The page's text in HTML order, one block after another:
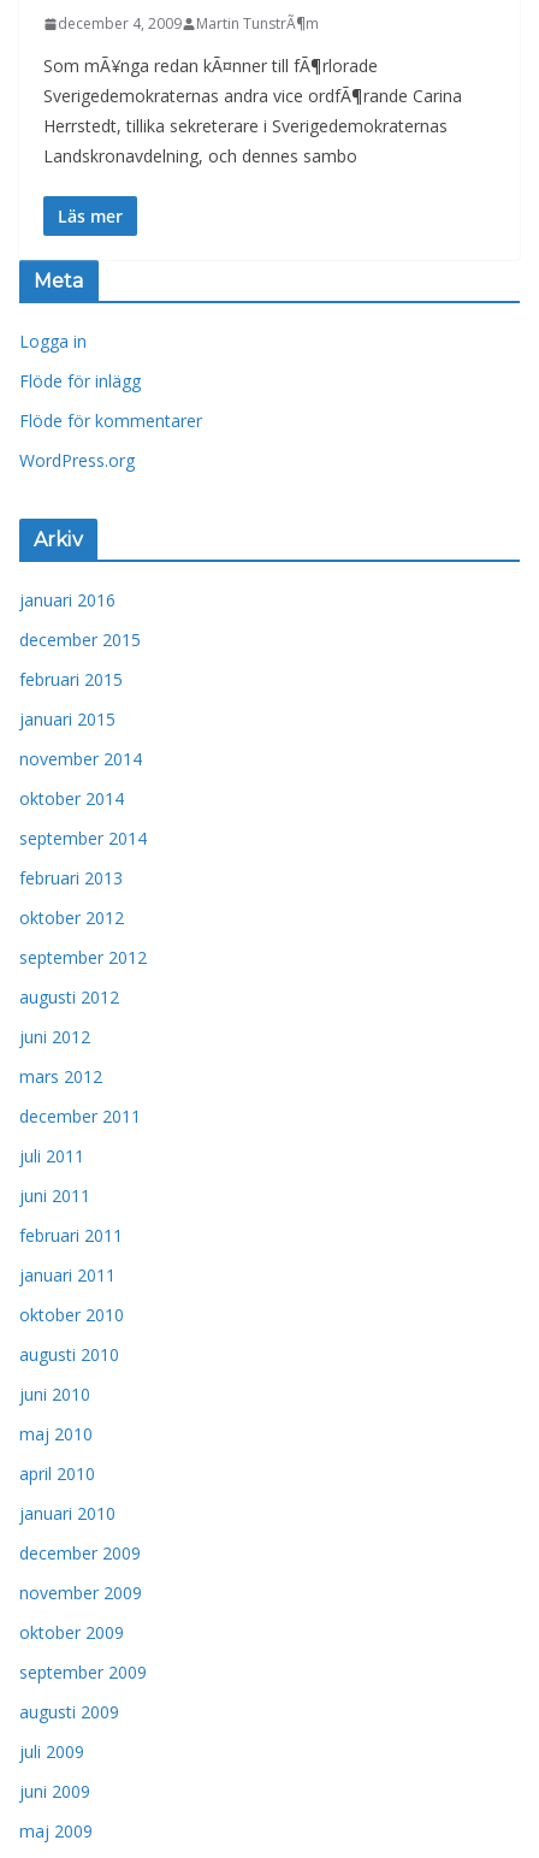
december 4, 2009 Martin TunstrÃ¶m
Som mÃ¥nga redan kÃ¤nner till fÃ¶rlorade
Sverigedemokraternas andra vice ordfÃ¶rande Carina
Herrstedt, tillika sekreterare i Sverigedemokraternas
Landskronavdelning, och dennes sambo
Läs mer
Meta
Logga in
Flöde för inlägg
Flöde för kommentarer
WordPress.org
Arkiv
januari 2016
december 2015
februari 2015
januari 2015
november 2014
oktober 2014
september 2014
februari 2013
oktober 2012
september 2012
augusti 2012
juni 2012
mars 2012
december 2011
juli 2011
juni 2011
februari 2011
januari 2011
oktober 2010
augusti 2010
juni 2010
maj 2010
april 2010
januari 2010
december 2009
november 2009
oktober 2009
september 2009
augusti 2009
juli 2009
juni 2009
maj 2009